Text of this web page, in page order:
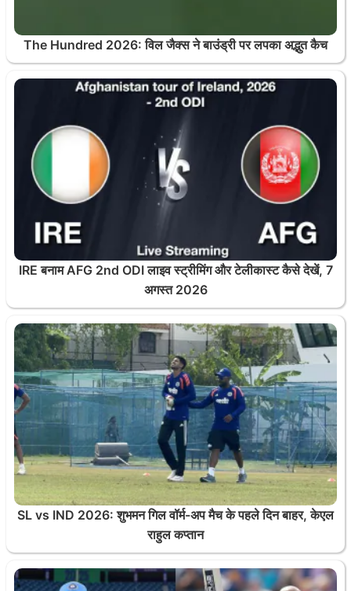
The Hundred 2026: विल जैक्स ने बाउंड्री पर लपका अद्भुत कैच
IRE बनाम AFG 2nd ODI लाइव स्ट्रीमिंग और टेलीकास्ट कैसे देखें, 7
अगस्त 2026
SL vs IND 2026: शुभमन गिल वॉर्म-अप मैच के पहले दिन बाहर, केएल
राहुल कप्तान